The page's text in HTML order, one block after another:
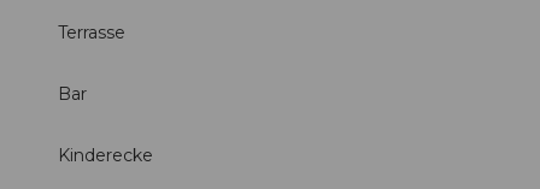
Terrasse
Bar
Kinderecke